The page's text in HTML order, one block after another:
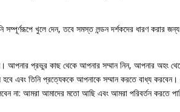
খুলে দেন, তবে সমস্ত লন্ডন দর্শকদের ধারণ করার
আপনার প্রভুর কাছ থেকে আপনার সম্মান নিন, আপনার
হবে এবং তিনি প্রত্যেককে আপনাকে সম্মান করতে বাধ্য
না: আমরা আমাদের মতো আছি এবং আমরা পরিবর্তন করতে